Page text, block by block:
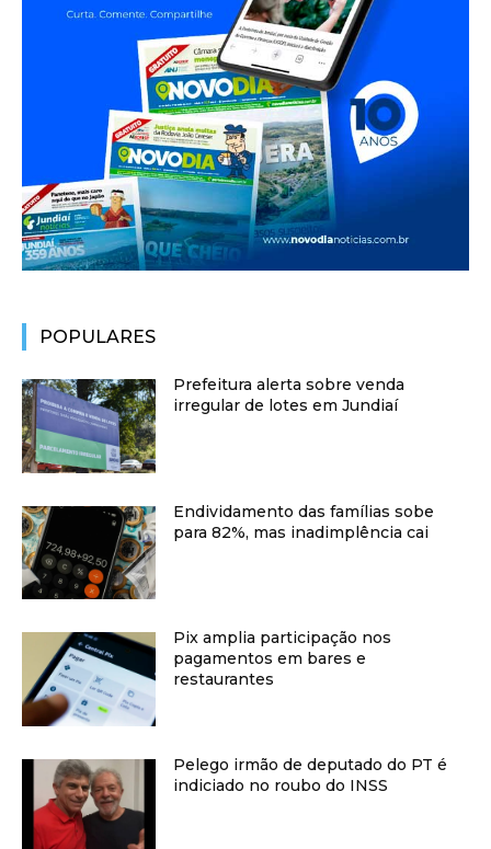
POPULARES
Prefeitura alerta sobre venda
irregular de lotes em Jundiaí
Endividamento das famílias sobe
para 82%, mas inadimplência cai
Pix amplia participação nos
pagamentos em bares e
restaurantes
Pelego irmão de deputado do PT é
indiciado no roubo do INSS